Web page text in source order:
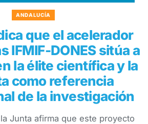
ANDALUCÍA
que el acelerador
IFMIF-DONES sitúa a
la élite científica y la
como referencia
de la investigación
Junta afirma que este proyecto